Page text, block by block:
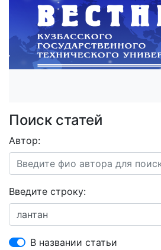
Поиск статей
Автор:
Введите строку:
В названии статьи